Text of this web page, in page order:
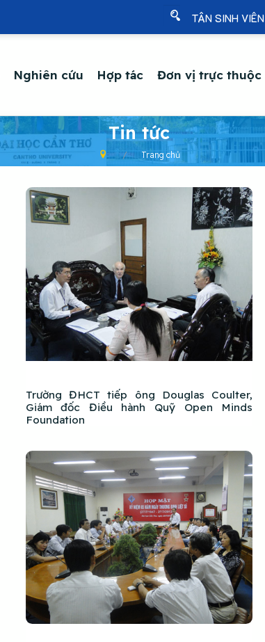
TÂN SINH VIÊN
Nghiên cứu Hợp tác Đơn vị trực thuộc
Tin tức
Trang chủ
Trường ĐHCT tiếp ông Douglas Coulter,
Giám đốc Điều hành Quỹ Open Minds
Foundation